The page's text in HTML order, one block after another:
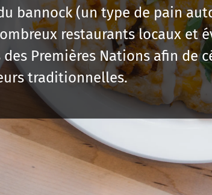
bannock (un type de pain
restaurants locaux et
Premières Nations afin de
traditionnelles.